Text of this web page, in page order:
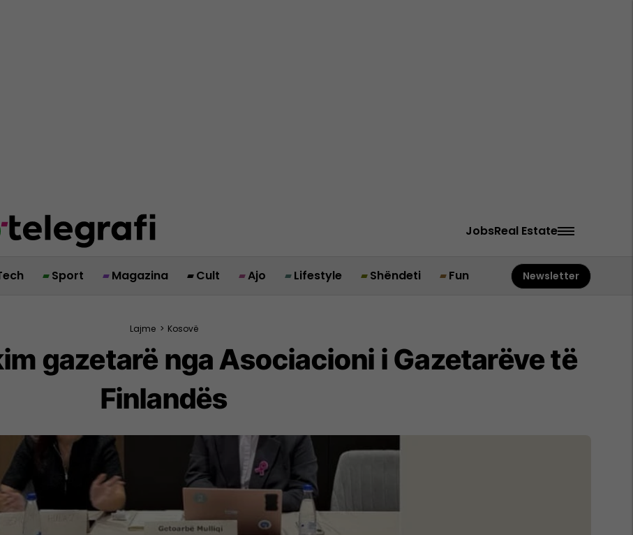
JobsReal Estate
Sport Magazina Cult Ajo Lifestyle Shëndeti Fun Newsletter
Lajme > Kosovë
gazetarë nga Asociacioni i Gazetarëve të
Finlandës